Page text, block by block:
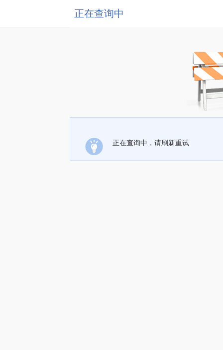
正在查询中
正在查询中，请刷新重试